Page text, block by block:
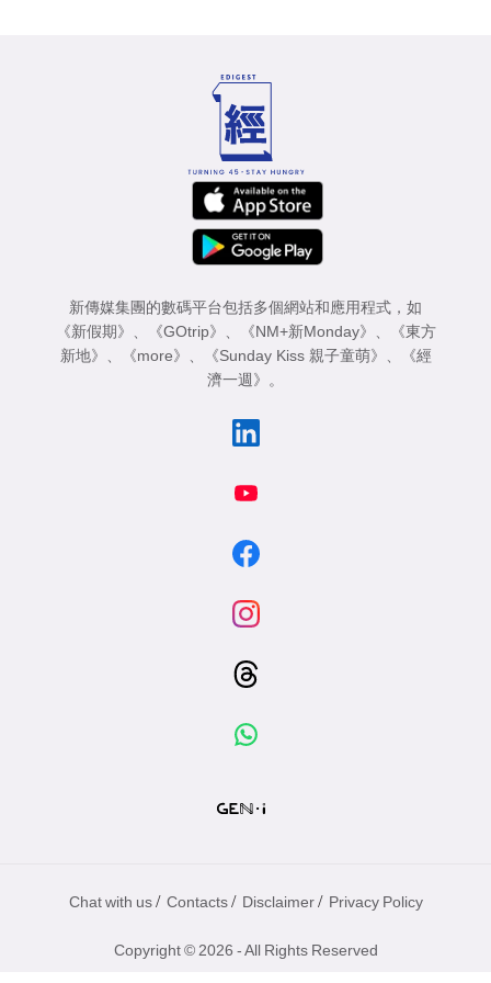
新傳媒集團的數碼平台包括多個網站和應用程式，如
《新假期》
《GOtrip》 《NM+新Monday》
《東方
新地》
《more》 《Sunday Kiss 親子童萌》
《經
濟一週》
。
Chat with us / Contacts / Disclaimer / Privacy Policy
Copyright © 2026 - All Rights Reserved